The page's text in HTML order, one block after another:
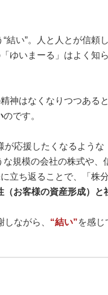
い”。人と人とが信頼
ゆいまーる」はよく
神はなくなりつつあ
のです。
が応援したくなるような
規模の会社の株式や
立ち返ることで、「株
お客様の資産形成）
ながら、 “結い”を感じ